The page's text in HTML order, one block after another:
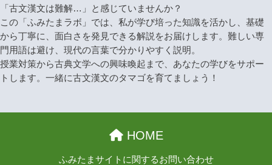
「古文漢文は難解…」と感じていませんか？
この「ふみたまラボ」では、私が学び培った知識を活かし、基礎
から丁寧に、面白さを発見できる解説をお届けします。難しい専
門用語は避け、現代の言葉で分かりやすく説明。
授業対策から古典文学への興味喚起まで、あなたの学びをサポー
トします。一緒に古文漢文のタマゴを育てましょう！
HOME
ふみたまサイトに関するお問い合わせ